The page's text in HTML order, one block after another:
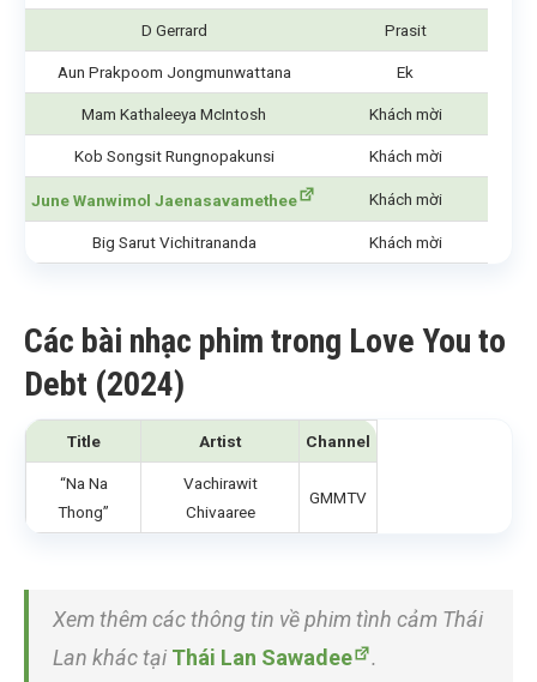
D Gerrard Prasit
Aun Prakpoom Jongmunwattana Ek
Mam Kathaleeya McIntosh Khách mời
Kob Songsit Rungnopakunsi Khách mời
June Wanwimol Jaenasavamethee Khách mời
Big Sarut Vichitrananda Khách mời
Các bài nhạc phim trong Love You to
Debt (2024)
Title Artist Channel
“Na Na
Thong”
Vachirawit
Chivaaree
GMMTV
Xem thêm các thông tin về phim tình cảm Thái
Lan khác tại Thái Lan Sawadee .